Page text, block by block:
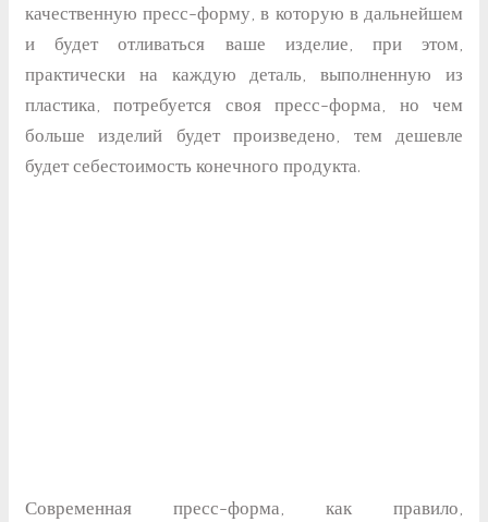
качественную пресс-форму, в которую в дальнейшем
и будет отливаться ваше изделие, при этом,
практически на каждую деталь, выполненную из
пластика, потребуется своя пресс-форма, но чем
больше изделий будет произведено, тем дешевле
будет себестоимость конечного продукта.
Современная пресс-форма, как правило,